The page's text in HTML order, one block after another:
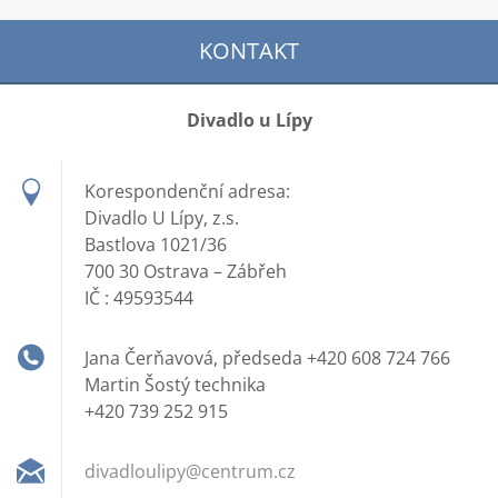
KONTAKT
Divadlo u Lípy
Korespondenční adresa:
Divadlo U Lípy, z.s.
Bastlova 1021/36
700 30 Ostrava – Zábřeh
IČ : 49593544
Jana Čerňavová, předseda +420 608 724 766
Martin Šostý technika
+420 739 252 915
divadloulipy@centrum.cz